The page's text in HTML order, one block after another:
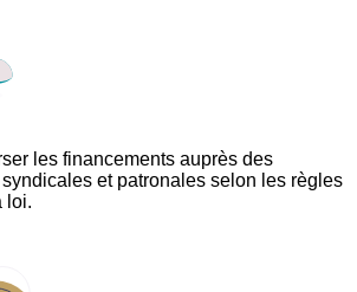
les financements auprès des
et patronales selon les règles
loi.